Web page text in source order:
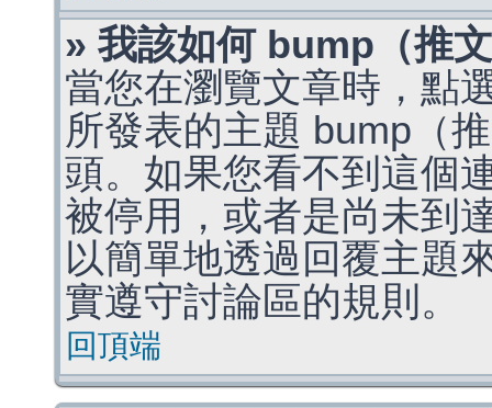
» 我該如何 bump（推
當您在瀏覽文章時，點
所發表的主題 bump（
頭。如果您看不到這個
被停用，或者是尚未到
以簡單地透過回覆主題
實遵守討論區的規則。
回頂端